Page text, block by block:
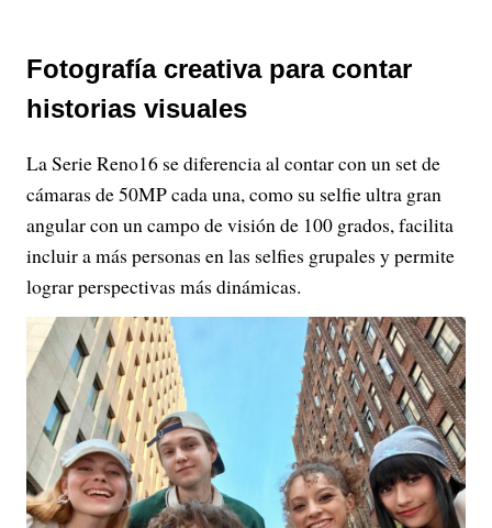
Fotografía creativa para contar
historias visuales
La Serie Reno16 se diferencia al contar con un set de
cámaras de 50MP cada una, como su selfie ultra gran
angular con un campo de visión de 100 grados, facilita
incluir a más personas en las selfies grupales y permite
lograr perspectivas más dinámicas.